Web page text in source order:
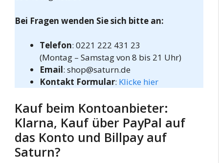
Bei Fragen wenden Sie sich bitte an:
Telefon: 0221 222 431 23
(Montag – Samstag von 8 bis 21 Uhr)
Email: shop@saturn.de
Kontakt Formular: Klicke hier
Kauf beim Kontoanbieter:
Klarna, Kauf über PayPal auf
das Konto und Billpay auf
Saturn?